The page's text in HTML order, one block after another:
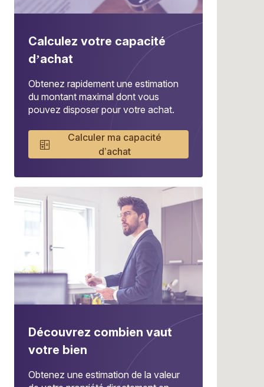
Calculez votre capacité
d’achat
Obtenez rapidement une estimation
du montant maximal dont vous
pouvez disposer pour votre achat.
Calculer ma capacité
d’achat
Découvrez combien vaut
votre bien
Obtenez une estimation de la valeur